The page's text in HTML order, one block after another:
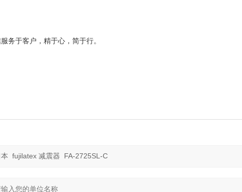
务于客户，精于心，简于行。